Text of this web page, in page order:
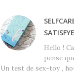
Hello !
pense
Un test de sex-toy ,